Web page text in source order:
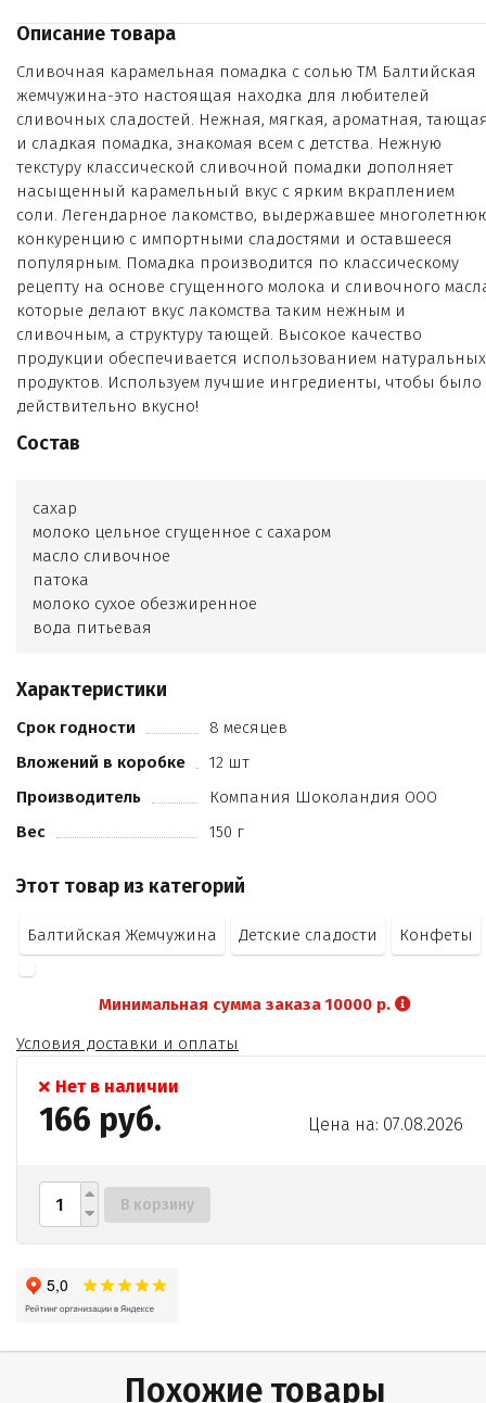
Описание товара
Сливочная карамельная помадка с солью ТМ Балтийская
жемчужина-это настоящая находка для любителей
сливочных сладостей. Нежная, мягкая, ароматная,
и сладкая помадка, знакомая всем с детства. Нежную
текстуру классической сливочной помадки дополняет
насыщенный карамельный вкус с ярким вкраплением
соли. Легендарное лакомство, выдержавшее
конкуренцию с импортными сладостями и оставшееся
популярным. Помадка производится по классическому
рецепту на основе сгущенного молока и сливочного
которые делают вкус лакомства таким нежным и
сливочным, а структуру тающей. Высокое качество
продукции обеспечивается использованием натуральных
продуктов. Используем лучшие ингредиенты, чтобы было
действительно вкусно!
Состав
сахар
молоко цельное сгущенное с сахаром
масло сливочное
патока
молоко сухое обезжиренное
вода питьевая
соль пищевая морская
ферментный препарат микробного происхождения
ароматизатор Крем карамель
могут содержаться следовые количества орехов
кунжута
Характеристики
Срок годности
8 месяцев
Вложений в коробке
12 шт
Производитель
Компания Шоколандия ООО
Вес
150 г
Этот товар из категорий
Балтийская Жемчужина Детские сладости Конфеты
Минимальная сумма заказа 10000 р.
Условия доставки и оплаты
Нет в наличии
166 руб. Цена на: 07.08.2026
В корзину
Похожие товары